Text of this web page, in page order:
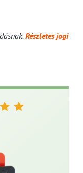
Részletes jogi